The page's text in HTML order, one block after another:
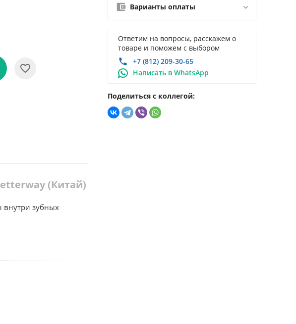
Варианты оплаты
Ответим на вопросы, расскажем о
товаре и поможем с выбором
+7 (812) 209-30-65
Написать в WhatsApp
Поделиться с коллегой:
(Китай)
внутри зубных